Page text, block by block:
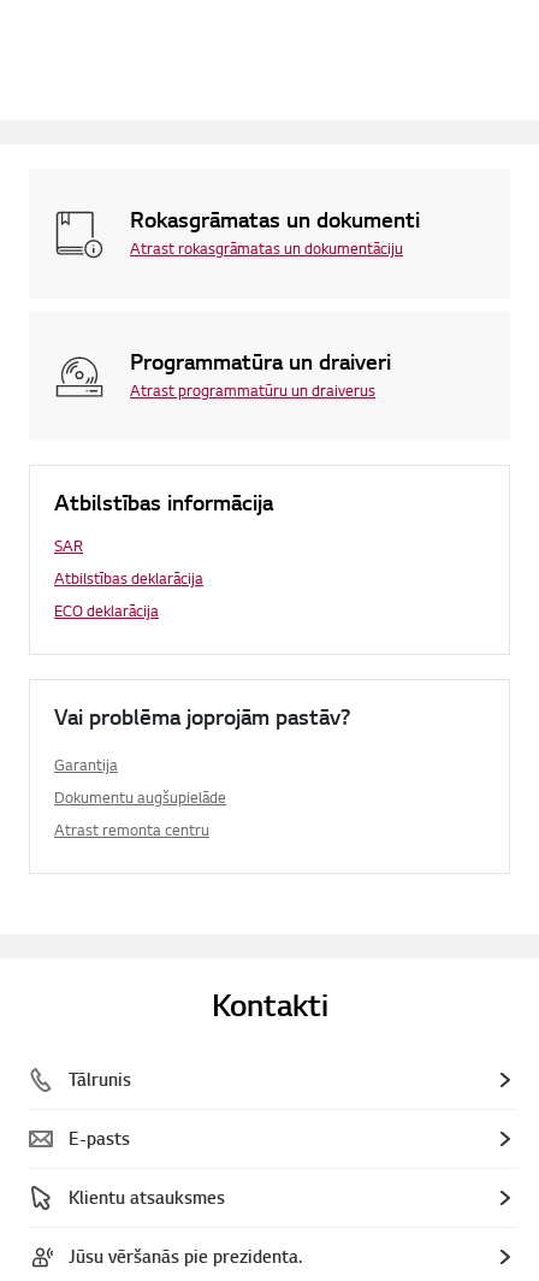
Rokasgrāmatas un dokumenti
Atrast rokasgrāmatas un dokumentāciju
Programmatūra un draiveri
Atrast programmatūru un draiverus
Atbilstības informācija
SAR
Atbilstības deklarācija
ECO deklarācija
Vai problēma joprojām pastāv?
Garantija
Dokumentu augšupielāde
Atrast remonta centru
Kontakti
Tālrunis
E-pasts
Klientu atsauksmes
Jūsu vēršanās pie prezidenta.